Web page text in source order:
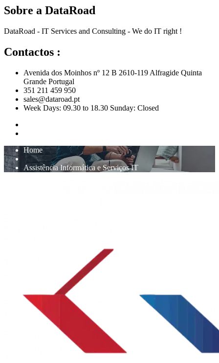
Sobre a DataRoad
DataRoad - IT Services and Consulting - We do IT right !
Contactos :
Avenida dos Moinhos nº 12 B 2610-119 Alfragide Quinta
Grande Portugal
351 211 459 950
sales@dataroad.pt
Week Days: 09.30 to 18.30 Sunday: Closed
Home
Assistência Informática e Serviços IT